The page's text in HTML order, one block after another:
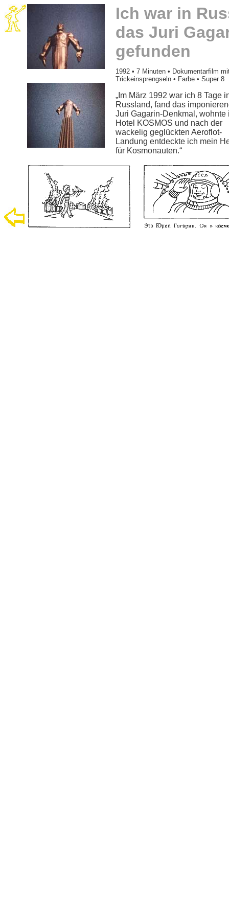
Ich war in
das Juri
gefunden
1992 • 7 Minuten • Dokumentarfilm
Trickeinsprengseln • Farbe • Super 8
„Im März 1992 war ich 8 Tage
Russland, fand das
Juri Gagarin-Denkmal, wohnte
Hotel KOSMOS und nach der
wackelig geglückten Aeroflot-
Landung entdeckte ich mein
für Kosmonauten.“